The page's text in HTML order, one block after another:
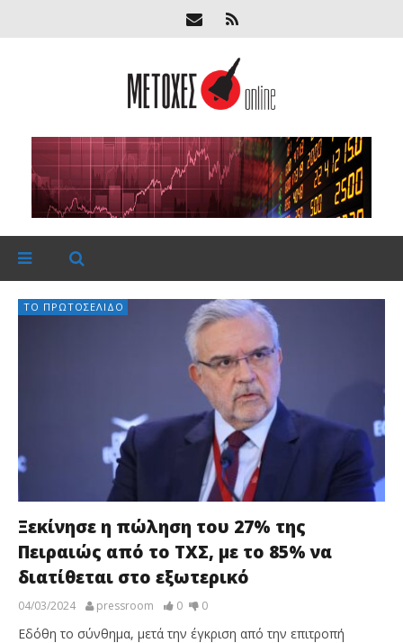
ΤΟ ΠΡΩΤΟΣΈΛΙΔΟ
Ξεκίνησε η πώληση του 27% της
Πειραιώς από το ΤΧΣ, με το 85% να
διατίθεται στο εξωτερικό
04/03/2024 pressroom 0 0
Εδόθη το σύνθημα, μετά την έγκριση από την επιτροπή